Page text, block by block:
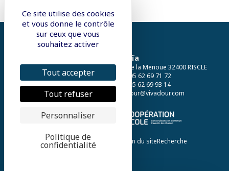
Auraïa
Rue de la Menoue 32400 RISCLE
Tél. : 05 62 69 71 72
Fax : 05 62 69 93 14
vivadour@vivadour.com
ActualitésMentions Légales Plan du siteRecherche
Ce site utilise des cookies
et vous donne le contrôle
sur ceux que vous
souhaitez activer
Tout accepter
Tout refuser
Personnaliser
Politique de
confidentialité